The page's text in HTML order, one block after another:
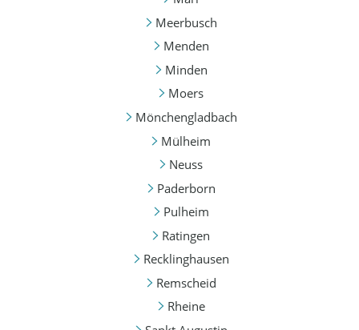
Meerbusch
Menden
Minden
Moers
Mönchengladbach
Mülheim
Neuss
Paderborn
Pulheim
Ratingen
Recklinghausen
Remscheid
Rheine